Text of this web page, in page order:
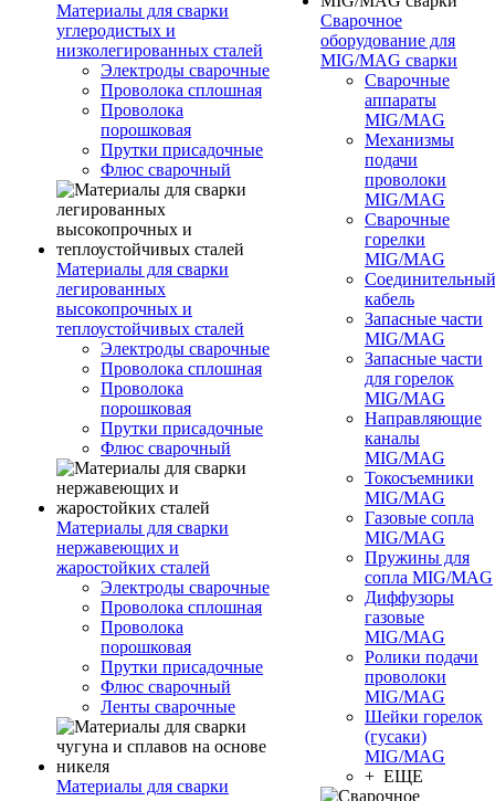
Материалы для сварки
углеродистых и
низколегированных сталей
Электроды сварочные
Проволока сплошная
Проволока
порошковая
Прутки присадочные
Флюс сварочный
Материалы для сварки
легированных
высокопрочных и
теплоустойчивых сталей
Электроды сварочные
Проволока сплошная
Проволока
порошковая
Прутки присадочные
Флюс сварочный
Материалы для сварки
нержавеющих и
жаростойких сталей
Электроды сварочные
Проволока сплошная
Проволока
порошковая
Прутки присадочные
Флюс сварочный
Ленты сварочные
Материалы для сварки
Сварочное
оборудование для
MIG/MAG сварки
Сварочные
аппараты
MIG/MAG
Механизмы
подачи
проволоки
MIG/MAG
Сварочные
горелки
MIG/MAG
Соединительный
кабель
Запасные части
MIG/MAG
Запасные части
для горелок
MIG/MAG
Направляющие
каналы
MIG/MAG
Токосъемники
MIG/MAG
Газовые сопла
MIG/MAG
Пружины для
сопла MIG/MAG
Диффузоры
газовые
MIG/MAG
Ролики подачи
проволоки
MIG/MAG
Шейки горелок
(гусаки)
MIG/MAG
+ ЕЩЕ